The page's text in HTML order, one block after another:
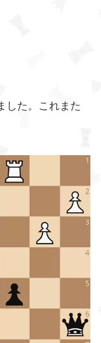
した。これまた